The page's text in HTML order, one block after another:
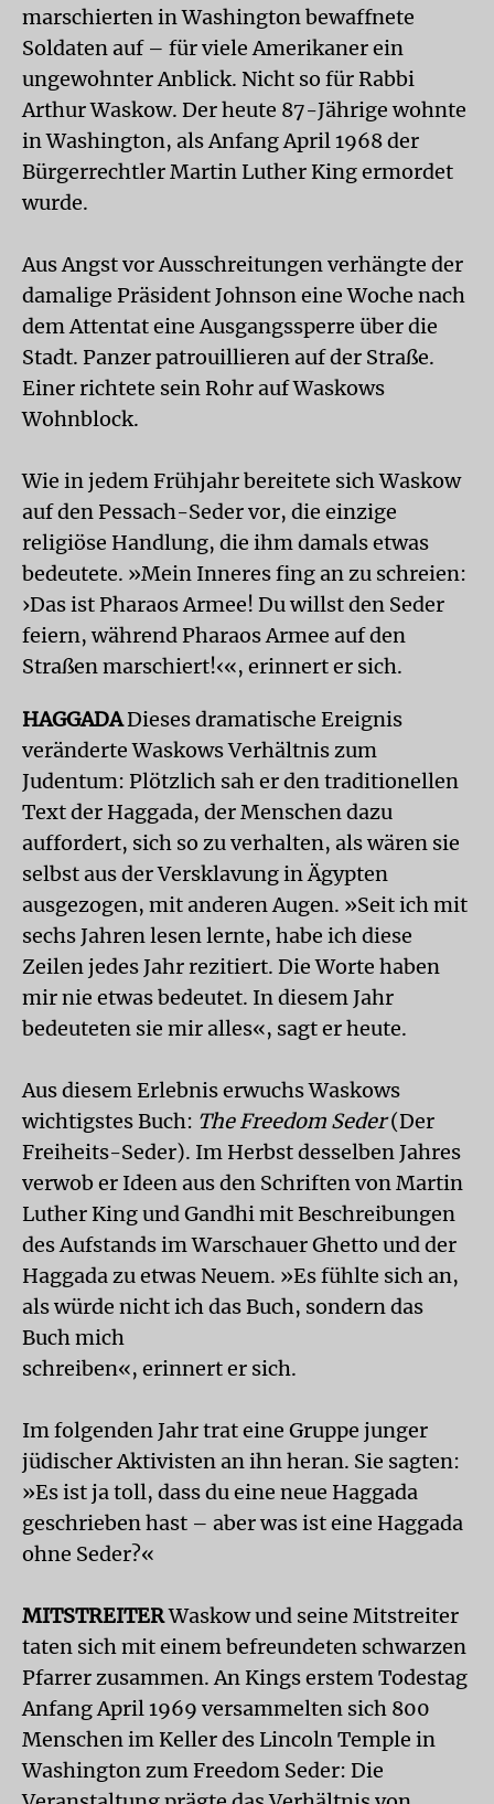
marschierten in Washington bewaffnete
Soldaten auf – für viele Amerikaner ein
ungewohnter Anblick. Nicht so für Rabbi
Arthur Waskow. Der heute 87-Jährige wohnte
in Washington, als Anfang April 1968 der
Bürgerrechtler Martin Luther King ermordet
wurde.
Aus Angst vor Ausschreitungen verhängte der
damalige Präsident Johnson eine Woche nach
dem Attentat eine Ausgangssperre über die
Stadt. Panzer patrouillieren auf der Straße.
Einer richtete sein Rohr auf Waskows
Wohnblock.
Wie in jedem Frühjahr bereitete sich Waskow
auf den Pessach-Seder vor, die einzige
religiöse Handlung, die ihm damals etwas
bedeutete. »Mein Inneres fing an zu schreien:
›Das ist Pharaos Armee! Du willst den Seder
feiern, während Pharaos Armee auf den
Straßen marschiert!‹«, erinnert er sich.
HAGGADADieses dramatische Ereignis
veränderte Waskows Verhältnis zum
Judentum: Plötzlich sah er den traditionellen
Text der Haggada, der Menschen dazu
auffordert, sich so zu verhalten, als wären sie
selbst aus der Versklavung in Ägypten
ausgezogen, mit anderen Augen. »Seit ich mit
sechs Jahren lesen lernte, habe ich diese
Zeilen jedes Jahr rezitiert. Die Worte haben
mir nie etwas bedeutet. In diesem Jahr
bedeuteten sie mir alles«, sagt er heute.
Aus diesem Erlebnis erwuchs Waskows
wichtigstes Buch: The Freedom Seder(Der
Freiheits-Seder). Im Herbst desselben Jahres
verwob er Ideen aus den Schriften von Martin
Luther King und Gandhi mit Beschreibungen
des Aufstands im Warschauer Ghetto und der
Haggada zu etwas Neuem. »Es fühlte sich an,
als würde nicht ich das Buch, sondern das
Buch mich
schreiben«, erinnert er sich.
Im folgenden Jahr trat eine Gruppe junger
jüdischer Aktivisten an ihn heran. Sie sagten:
»Es ist ja toll, dass du eine neue Haggada
geschrieben hast – aber was ist eine Haggada
ohne Seder?«
MITSTREITERWaskow und seine Mitstreiter
taten sich mit einem befreundeten schwarzen
Pfarrer zusammen. An Kings erstem Todestag
Anfang April 1969 versammelten sich 800
Menschen im Keller des Lincoln Temple in
Washington zum Freedom Seder: Die